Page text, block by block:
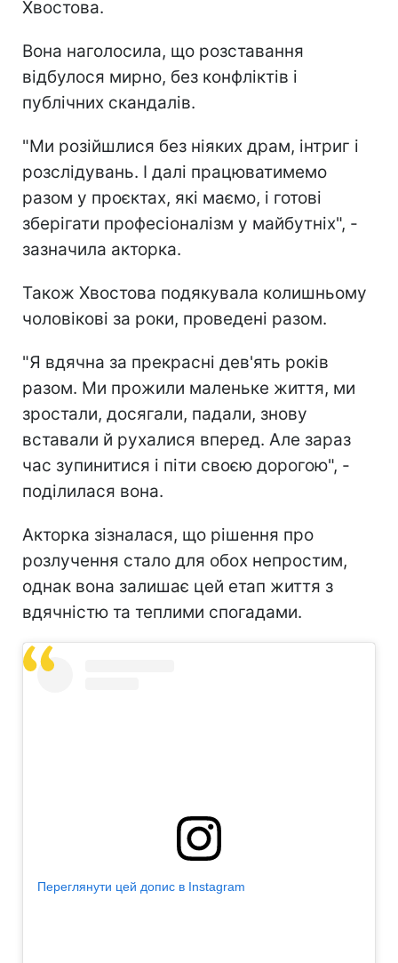
Хвостова.
Вона наголосила, що розставання
відбулося мирно, без конфліктів і
публічних скандалів.
"Ми розійшлися без ніяких драм, інтриг і
розслідувань. І далі працюватимемо
разом у проєктах, які маємо, і готові
зберігати професіоналізм у майбутніх", -
зазначила акторка.
Також Хвостова подякувала колишньому
чоловікові за роки, проведені разом.
"Я вдячна за прекрасні дев'ять років
разом. Ми прожили маленьке життя, ми
зростали, досягали, падали, знову
вставали й рухалися вперед. Але зараз
час зупинитися і піти своєю дорогою", -
поділилася вона.
Акторка зізналася, що рішення про
розлучення стало для обох непростим,
однак вона залишає цей етап життя з
вдячністю та теплими спогадами.
Переглянути цей допис в Instagram